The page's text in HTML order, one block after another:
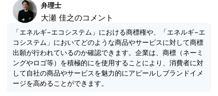
弁理士
大瀬 佳之のコメント
「エネルギ−エコシステム」における商標権や、「エネルギ−エ
コシステム」においてどのような商品やサービスに対して商標
出願が行われているのか確認できます。企業は、商標（ネーミ
ングやロゴ等）を積極的にを使用することにより、消費者に対
して自社の商品やサービスを魅力的にアピールしブランドイメ
ージを高めることができます。